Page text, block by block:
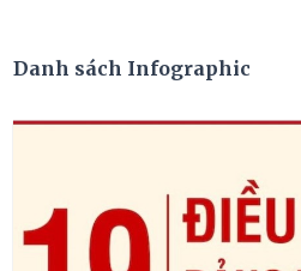
Danh sách Infographic